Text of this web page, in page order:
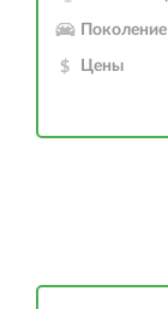
Поколение
Цены